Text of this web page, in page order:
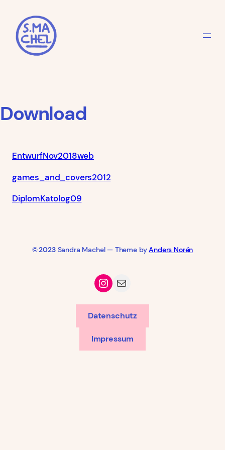
springen
Download
EntwurfNov2018web
games_and_covers2012
DiplomKatolog09
© 2023Sandra Machel — Theme byAnders Norén
Instagram Mail
Datenschutz
Impressum